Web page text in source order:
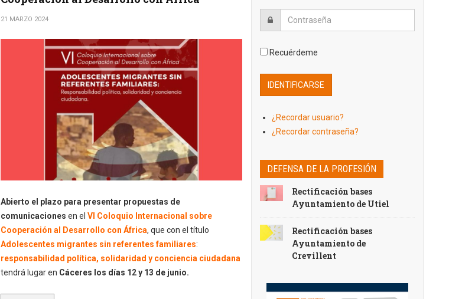
21 MARZO 2024
Abierto el plazo para presentar propuestas de
comunicaciones en el VI Coloquio Internacional sobre
Cooperación al Desarrollo con África, que con el título
Adolescentes migrantes sin referentes familiares:
responsabilidad política, solidaridad y conciencia ciudadana
tendrá lugar en Cáceres los días 12 y 13 de junio.
Recuérdeme
¿Recordar usuario?
¿Recordar contraseña?
DEFENSA DE LA PROFESIÓN
Rectificación bases
Ayuntamiento de Utiel
Rectificación bases
Ayuntamiento de
Crevillent